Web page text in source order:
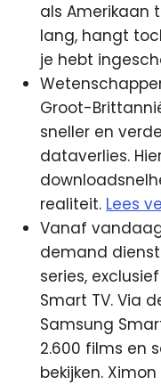
als Amerikaan
lang, hangt
je hebt
Groot-
sneller en
dataverlies.
realiteit. Lees
Vanaf
demand
series,
Smart TV. Via
Samsung
2.600 films en
bekijken.